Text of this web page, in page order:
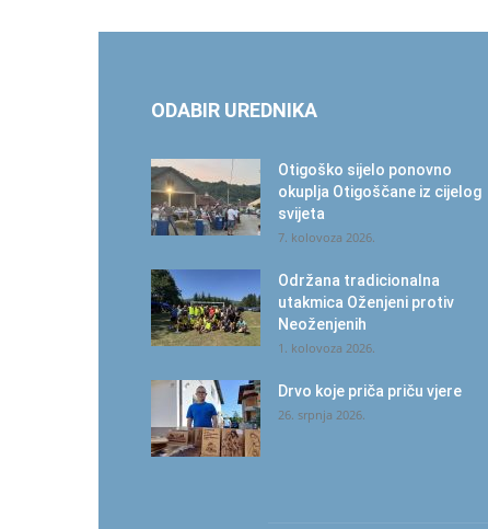
ODABIR UREDNIKA
Otigoško sijelo ponovno
okuplja Otigoščane iz cijelog
svijeta
7. kolovoza 2026.
Održana tradicionalna
utakmica Oženjeni protiv
Neoženjenih
1. kolovoza 2026.
Drvo koje priča priču vjere
26. srpnja 2026.